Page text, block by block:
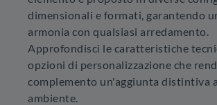
dimensionali e formati, garantendo
armonia con qualsiasi arredamento.
Approfondisci le caratteristiche
opzioni di personalizzazione che
complemento un'aggiunta distintiva
ambiente.